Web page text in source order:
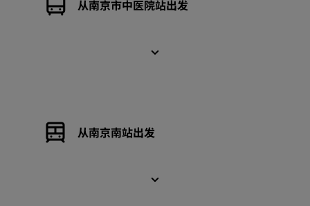
从南京市中医院站出发
从南京南站出发